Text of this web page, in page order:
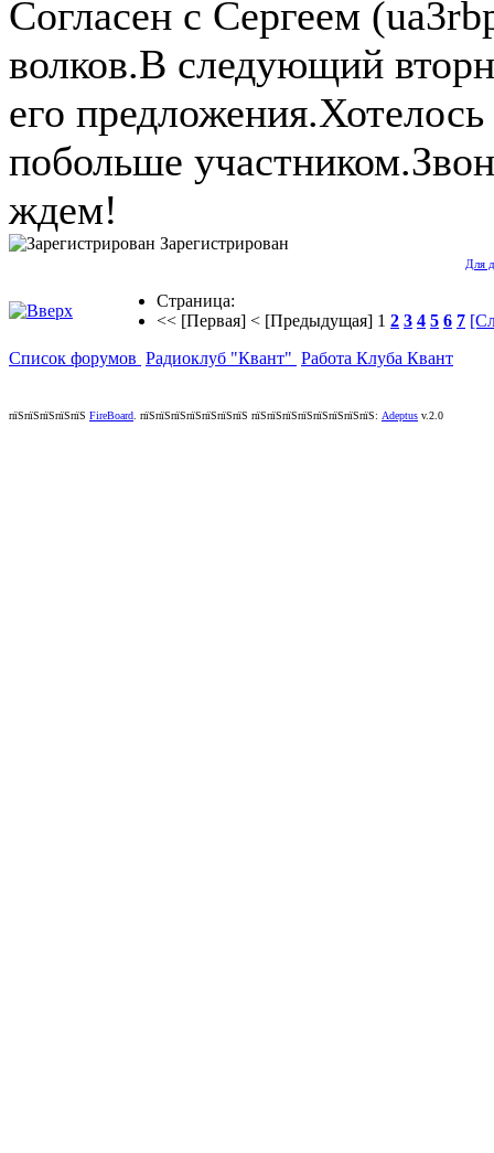
Согласен с Сергеем
волков.В следующий
его
побольше
ждем!
Зарегистрирован
Для
Страница:
<< [Первая] < [Предыдущая] 1 2 3 4 5 6 7
Список форумов Радиоклуб "Квант" Работа Клуба Квант
пїЅпїЅпїЅпїЅпїЅ FireBoard пїЅпїЅпїЅпїЅпїЅпїЅпїЅ пїЅпїЅпїЅпїЅпїЅпїЅпїЅпїЅ: Adeptus v.2.0